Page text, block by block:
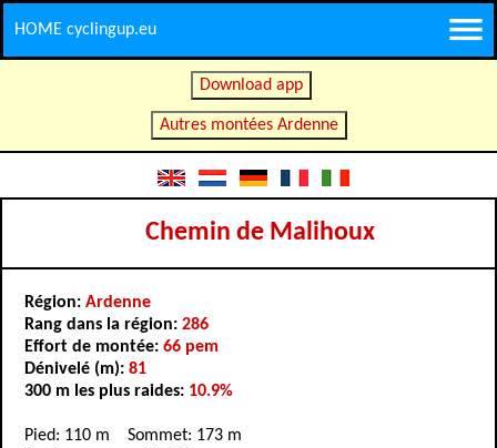
HOME cyclingup.eu
Download app
Autres montées Ardenne
Chemin de Malihoux
Région: Ardenne
Rang dans la région: 286
Effort de montée: 66 pem
Dénivelé (m): 81
300 m les plus raides: 10.9%
Pied: 110 m Sommet: 173 m